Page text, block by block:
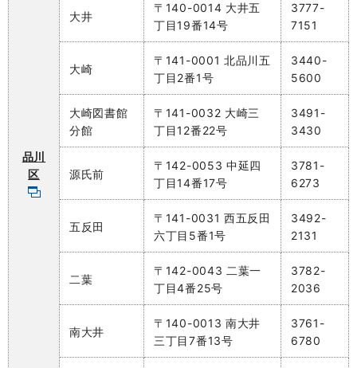
品川
区
大井
〒140-0014 大井五
丁目19番14号
3777-
7151
大崎
〒141-0001 北品川五
丁目2番1号
3440-
5600
大崎図書館
分館
〒141-0032 大崎三
丁目12番22号
3491-
3430
源氏前
〒142-0053 中延四
丁目14番17号
3781-
6273
五反田
〒141-0031 西五反田
六丁目5番1号
3492-
2131
二葉
〒142-0043 二葉一
丁目4番25号
3782-
2036
南大井
〒140-0013 南大井
三丁目7番13号
3761-
6780